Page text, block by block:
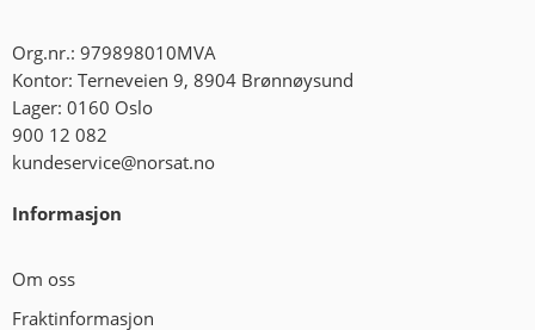
Org.nr.: 979898010MVA
Kontor: Terneveien 9, 8904 Brønnøysund
Lager: 0160 Oslo
900 12 082
kundeservice@norsat.no
Informasjon
Om oss
Fraktinformasjon